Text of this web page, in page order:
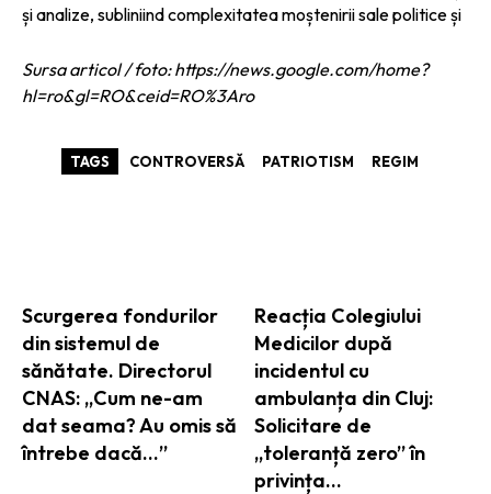
Scurgerea fondurilor
din sistemul de
sănătate. Directorul
CNAS: „Cum ne-am
dat seama? Au omis să
întrebe dacă…”
Reacția Colegiului
Medicilor după
incidentul cu
ambulanța din Cluj:
Solicitare de
„toleranță zero” în
privința…
și analize, subliniind complexitatea moștenirii sale politice și
Sursa articol / foto: https://news.google.com/home?
hl=ro&gl=RO&ceid=RO%3Aro
TAGS CONTROVERSĂ PATRIOTISM REGIM